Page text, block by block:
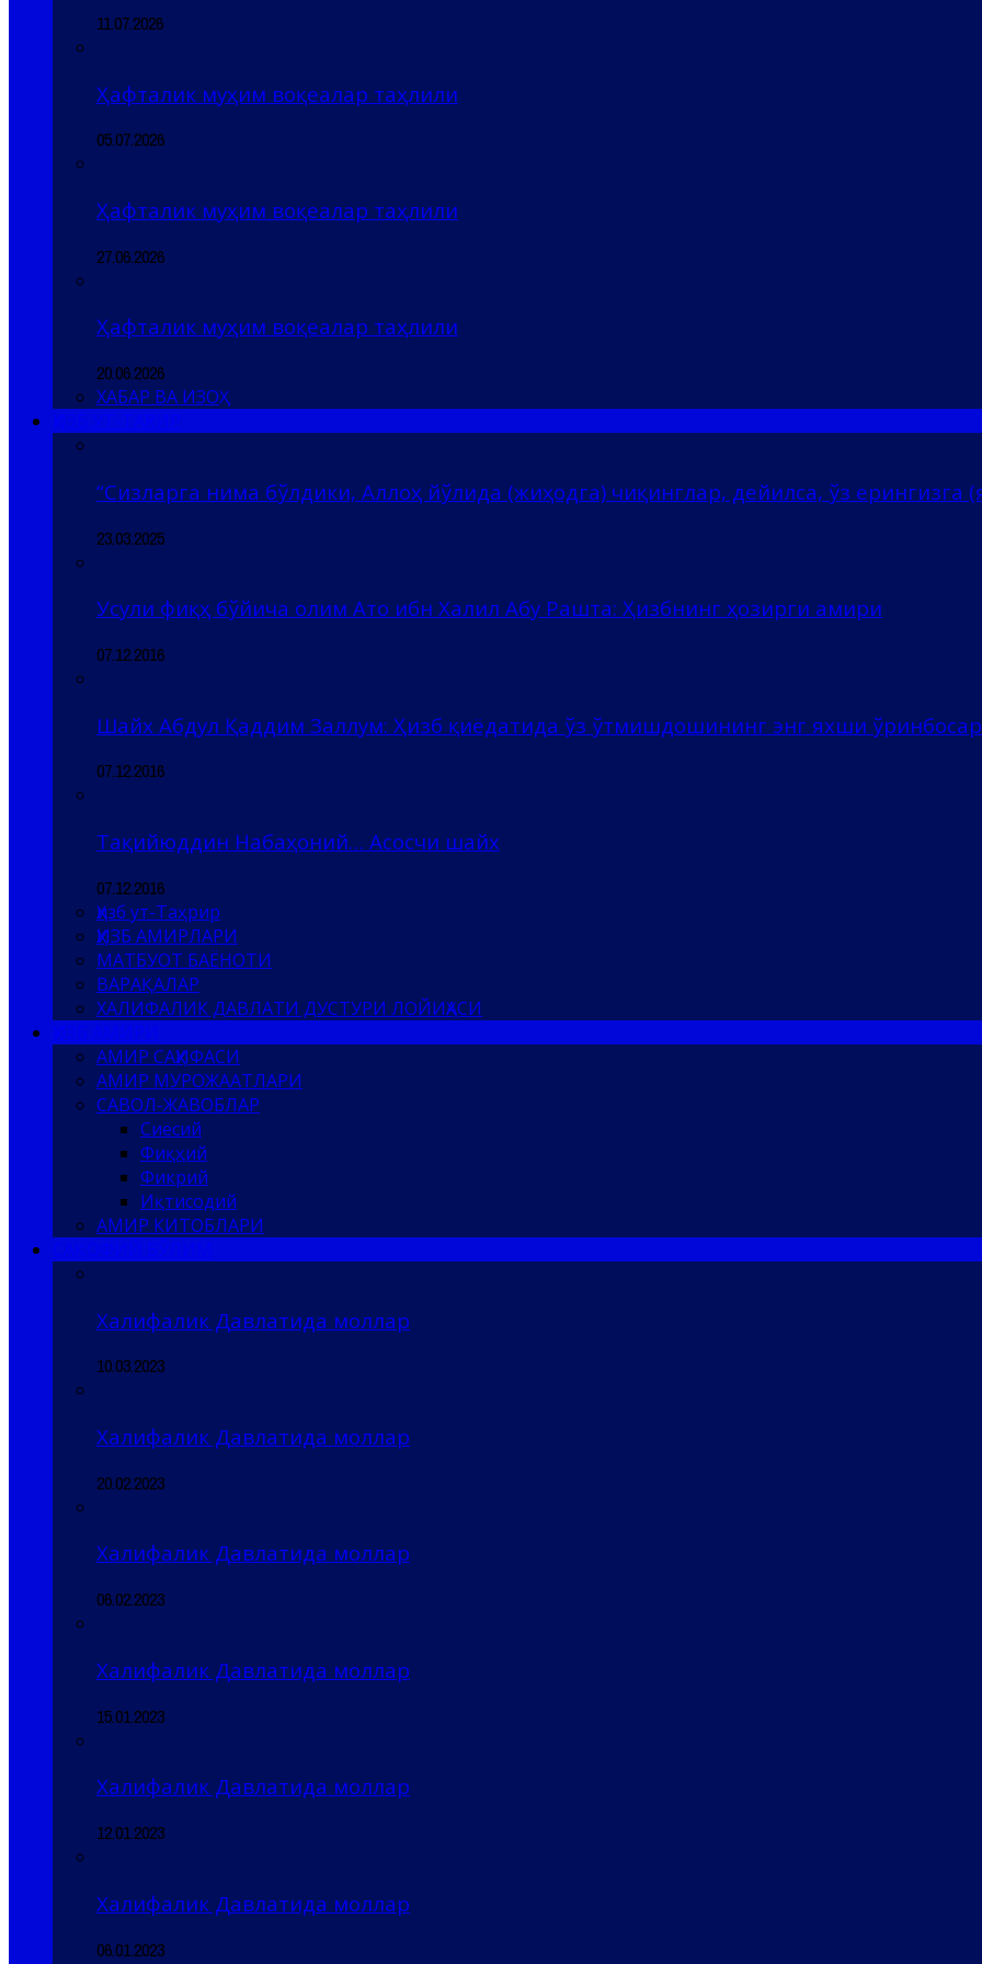
11.07.2026
Ҳафталик муҳим воқеалар таҳлили
05.07.2026
Ҳафталик муҳим воқеалар таҳлили
27.06.2026
Ҳафталик муҳим воқеалар таҳлили
20.06.2026
ХАБАР ВА ИЗОҲ
“Сизларга нима бўлдики, Аллоҳ йўлида (жиҳодга) чиқинглар, дейилса, ўз ерингизга
23.03.2025
Усули фиқҳ бўйича олим Ато ибн Халил Абу Рашта: Ҳизбнинг ҳозирги амири
07.12.2016
Шайх Абдул Қаддим Заллум: Ҳизб қиёдатида ўз ўтмишдошининг энг яхши
07.12.2016
Тақийюддин Набаҳоний… Асосчи шайх
07.12.2016
Ҳизб ут-Таҳрир
ҲИЗБ АМИРЛАРИ
МАТБУОТ БАЁНОТИ
ВАРАҚАЛАР
ХАЛИФАЛИК ДАВЛАТИ ДУСТУРИ ЛОЙИҲАСИ
АМИР САҲИФАСИ
АМИР МУРОЖААТЛАРИ
САВОЛ-ЖАВОБЛАР
Сиёсий
Фиқҳий
Фикрий
Иқтисодий
АМИР КИТОБЛАРИ
Халифалик Давлатида моллар
10.03.2023
Халифалик Давлатида моллар
20.02.2023
Халифалик Давлатида моллар
06.02.2023
Халифалик Давлатида моллар
15.01.2023
Халифалик Давлатида моллар
12.01.2023
Халифалик Давлатида моллар
06.01.2023